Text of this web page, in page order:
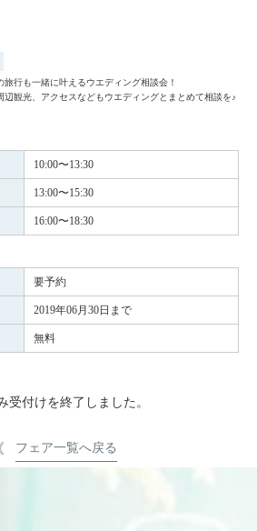
行も一緒に叶えるウエディング相談会！
観光、アクセスなどもウエディングとまとめて相談を♪
10:00〜13:30
13:00〜15:30
16:00〜18:30
要予約
2019年06月30日まで
無料
受付けを終了しました。
フェア一覧へ戻る